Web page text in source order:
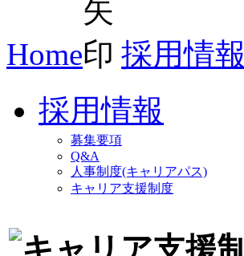
Home 採用情報
採用情報
募集要項
Q&A
人事制度(キャリアパス)
キャリア支援制度